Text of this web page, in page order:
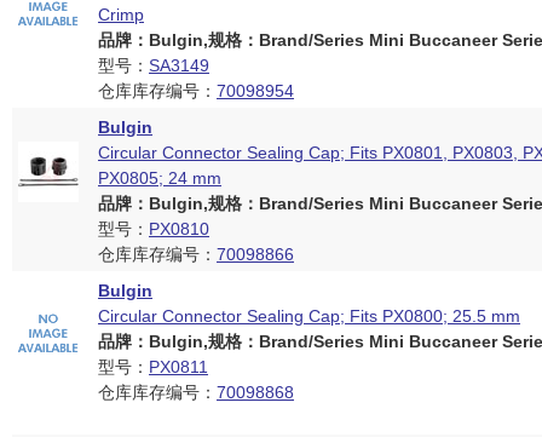
Crimp
品牌：Bulgin,规格：Brand/Series Mini Buccaneer
型号： SA3149
仓库库存编号： 70098954
Bulgin
Circular Connector Sealing Cap; Fits PX0801, PX0803,
PX0805; 24 mm
品牌：Bulgin,规格：Brand/Series Mini Buccaneer
型号： PX0810
仓库库存编号： 70098866
Bulgin
Circular Connector Sealing Cap; Fits PX0800; 25.5 mm
品牌：Bulgin,规格：Brand/Series Mini Buccaneer
型号： PX0811
仓库库存编号： 70098868